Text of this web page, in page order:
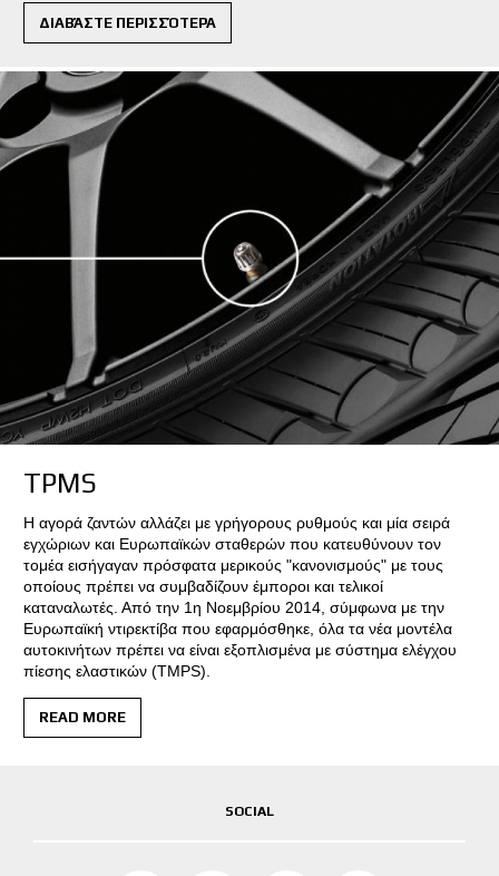
ΔΙΑΒΆΣΤΕ ΠΕΡΙΣΣΌΤΕΡΑ
TPMS
Η αγορά ζαντών αλλάζει με γρήγορους ρυθμούς και μία σειρά
εγχώριων και Ευρωπαϊκών σταθερών που κατευθύνουν τον
τομέα εισήγαγαν πρόσφατα μερικούς "κανονισμούς" με τους
οποίους πρέπει να συμβαδίζουν έμποροι και τελικοί
καταναλωτές. Από την 1η Νοεμβρίου 2014, σύμφωνα με την
Ευρωπαϊκή ντιρεκτίβα που εφαρμόσθηκε, όλα τα νέα μοντέλα
αυτοκινήτων πρέπει να είναι εξοπλισμένα με σύστημα ελέγχου
πίεσης ελαστικών (TMPS).
READ MORE
SOCIAL